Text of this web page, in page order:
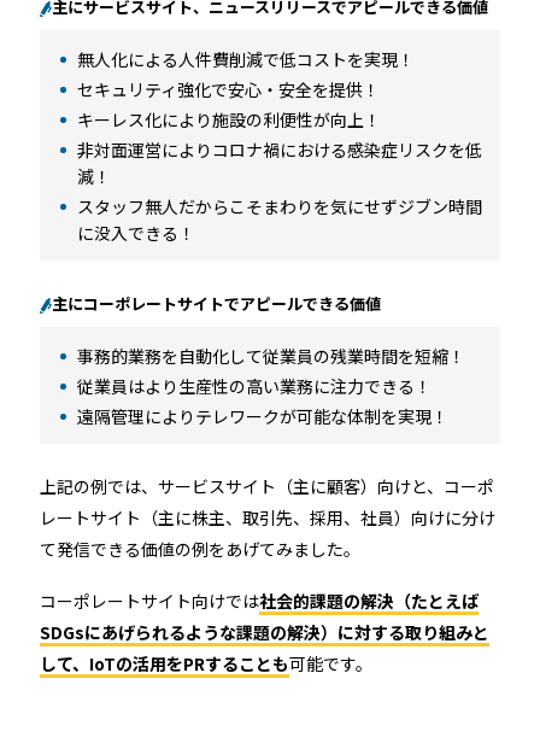
主にサービスサイト、ニュースリリースでアピールできる価値
無人化による人件費削減で低コストを実現！
セキュリティ強化で安心・安全を提供！
キーレス化により施設の利便性が向上！
非対面運営によりコロナ禍における感染症リスクを低
減！
スタッフ無人だからこそまわりを気にせずジブン時間
に没入できる！
主にコーポレートサイトでアピールできる価値
事務的業務を自動化して従業員の残業時間を短縮！
従業員はより生産性の高い業務に注力できる！
遠隔管理によりテレワークが可能な体制を実現！
上記の例では、サービスサイト（主に顧客）向けと、コーポ
レートサイト（主に株主、取引先、採用、社員）向けに分け
て発信できる価値の例をあげてみました。
コーポレートサイト向けでは社会的課題の解決（たとえば
SDGsにあげられるような課題の解決）に対する取り組みと
して、IoTの活用をPRすることも可能です。
RemoteLOCK 700i
RemoteLOCK 8j-S
RemoteLOCK 9j
TOBIRA
SADIOT ROOM
製品の比較
事例一覧
宿泊施設
レンタルスペース
店舗
オフィス
公共施設
事例インタビュー
宿泊施設
レンタルスペース
料金
取付工事
取付工事トップ
施工パートナー 一覧
全てのパートナー
北海道
関東
お役立ち記事
お知らせ セミナー
特定商取引法に基づく表記
プライバシーポリシー
RemoteLOCKクラウドサービス利用規約
RemoteLOCKアプリダウンロード